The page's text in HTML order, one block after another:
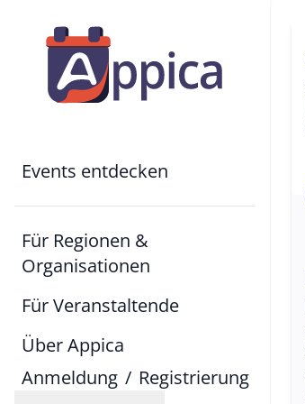
Events entdecken
Für Regionen &
Organisationen
Für Veranstaltende
Über Appica
Anmeldung / Registrierung